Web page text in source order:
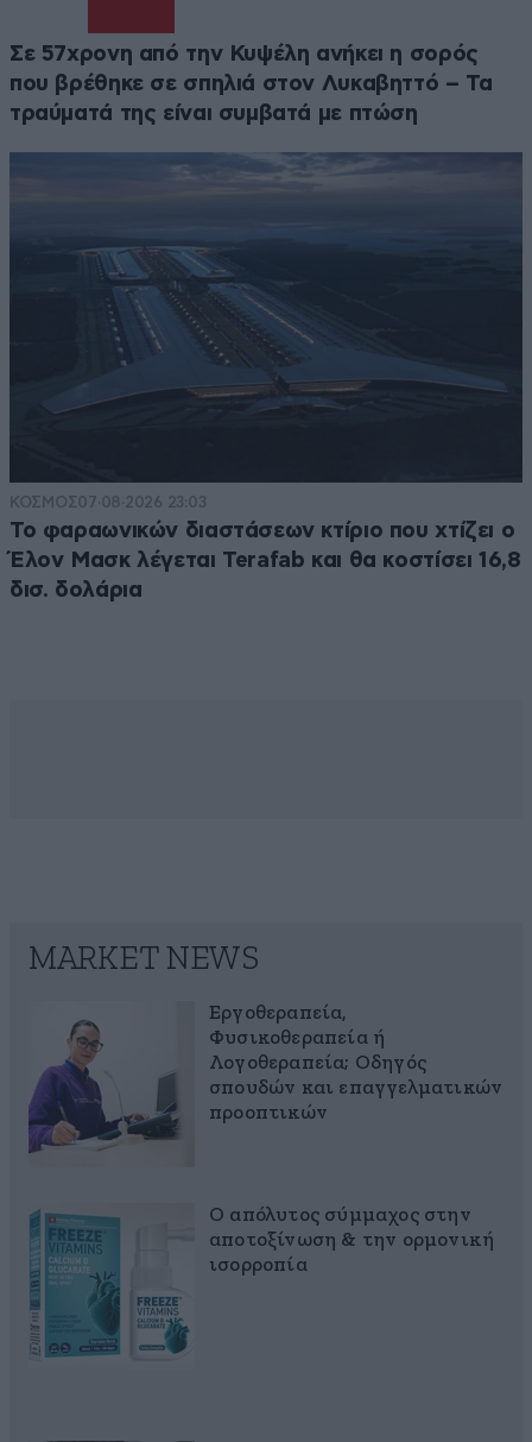
Σε 57χρονη από την Κυψέλη ανήκει η σορός
που βρέθηκε σε σπηλιά στον Λυκαβηττό – Τα
τραύματά της είναι συμβατά με πτώση
ΚΟΣΜΟΣ07·08·2026 23:03
Το φαραωνικών διαστάσεων κτίριο που χτίζει ο
Έλον Μασκ λέγεται Terafab και θα κοστίσει 16,8
δισ. δολάρια
MARKET NEWS
Εργοθεραπεία,
Φυσικοθεραπεία ή
Λογοθεραπεία; Οδηγός
σπουδών και επαγγελματικών
προοπτικών
Ο απόλυτος σύμμαχος στην
αποτοξίνωση & την ορμονική
ισορροπία